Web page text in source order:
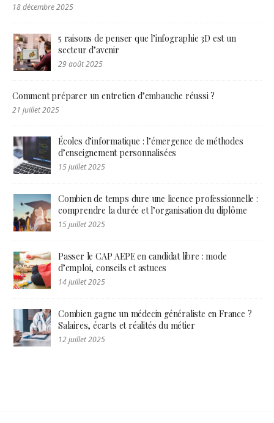
18 décembre 2025
5 raisons de penser que l’infographie 3D est un
secteur d’avenir
29 août 2025
Comment préparer un entretien d’embauche réussi ?
21 juillet 2025
Écoles d’informatique : l’émergence de méthodes
d’enseignement personnalisées
15 juillet 2025
Combien de temps dure une licence professionnelle :
comprendre la durée et l’organisation du diplôme
15 juillet 2025
Passer le CAP AEPE en candidat libre : mode
d’emploi, conseils et astuces
14 juillet 2025
Combien gagne un médecin généraliste en France ?
Salaires, écarts et réalités du métier
12 juillet 2025